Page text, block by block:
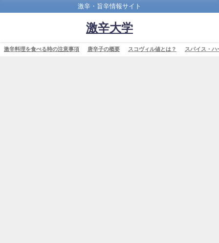
激辛・旨辛情報サイト
激辛大学
激辛料理を食べる時の注意事項 唐辛子の概要 スコヴィル値とは？ スパイス・ハ